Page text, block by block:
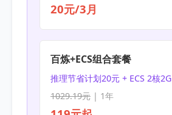
20元/3月
百炼+ECS组合套餐
推理节省计划20元 + ECS 2核2G
1029.19元| 1年